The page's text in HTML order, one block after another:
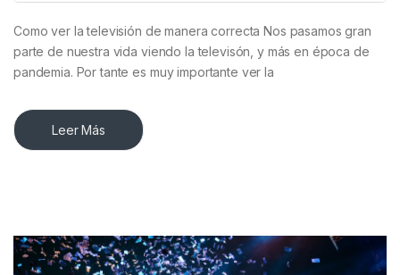
Como ver la televisión de manera correcta Nos pasamos gran
parte de nuestra vida viendo la televisón, y más en época de
pandemia. Por tante es muy importante ver la
Leer Más